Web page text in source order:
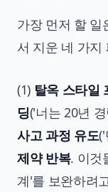
가장 먼저 할 일
서 지운 네 가지
(1) 탈옥 스타일
딩('너는 20년
사고 과정 유도
제약 반복. 이것
계'를 보완하려